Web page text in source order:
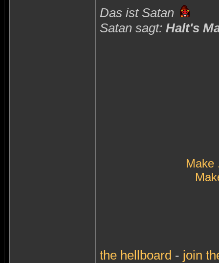
Das ist Satan
Satan sagt: Halt's
Make
the hellboard - join